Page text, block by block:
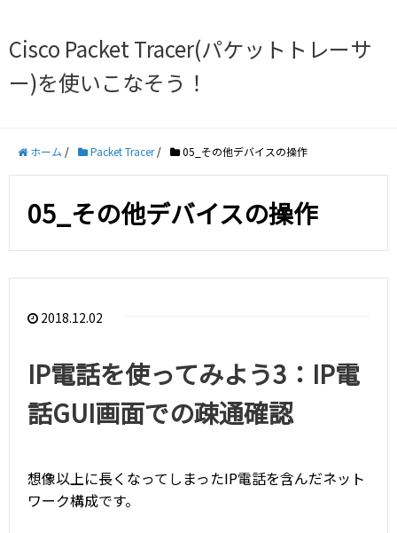
Cisco Packet Tracer(パケットトレーサ
ー)を使いこなそう！
ホーム / Packet Tracer/ 05_その他デバイスの操作
05_その他デバイスの操作
2018.12.02
IP電話を使ってみよう3：IP電
話GUI画面での疎通確認
想像以上に長くなってしまったIP電話を含んだネット
ワーク構成です。